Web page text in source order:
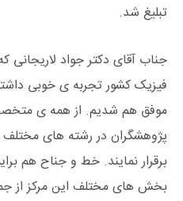
تبلیغ شد.
جناب آقای دکتر جواد لاریجانی
فیزیک کشور تجربه ی خوبی
موفق هم شدیم. از همه ی
پژوهشگران در رشته های مختلف
برقرار نمایند. خط و جناح هم
بخش های مختلف این مرکز از